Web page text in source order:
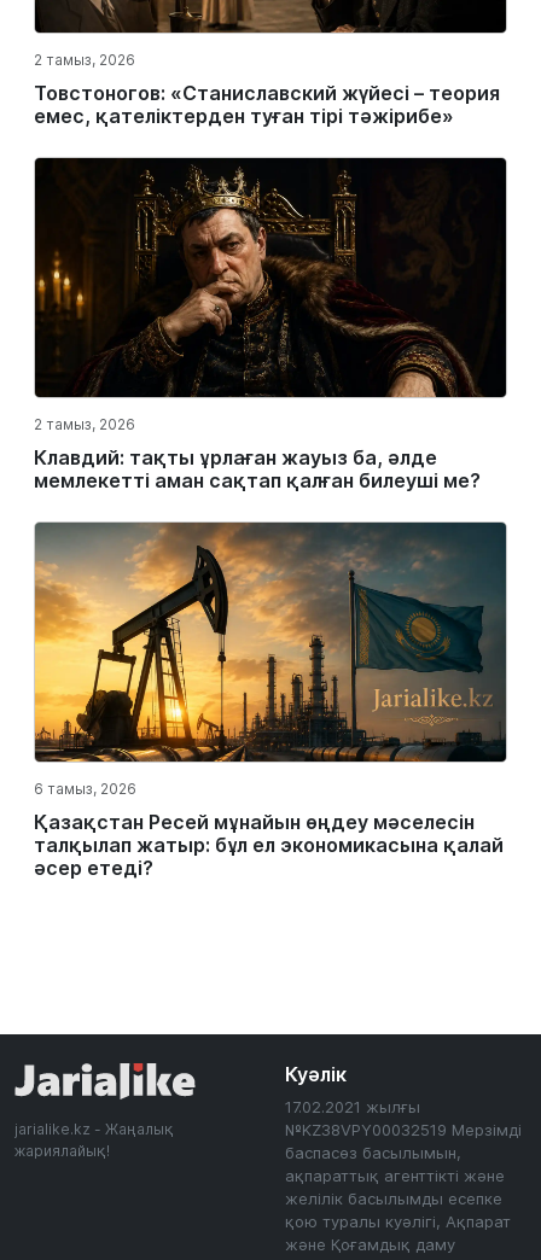
2 тамыз, 2026
Товстоногов: «Станиславский жүйесі – теория
емес, қателіктерден туған тірі тәжірибе»
2 тамыз, 2026
Клавдий: тақты ұрлаған жауыз ба, әлде
мемлекетті аман сақтап қалған билеуші ме?
6 тамыз, 2026
Қазақстан Ресей мұнайын өңдеу мәселесін
талқылап жатыр: бұл ел экономикасына қалай
әсер етеді?
jarialike.kz - Жаңалық
жариялайық!
Куәлік
17.02.2021 жылғы
№KZ38VPY00032519 Мерзімді
баспасөз басылымын,
ақпараттық агенттікті және
желілік басылымды есепке
қою туралы куәлігі, Ақпарат
және Қоғамдық даму